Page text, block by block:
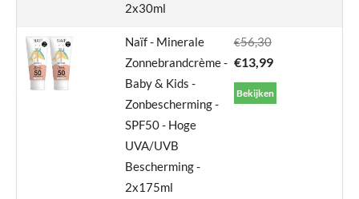
2x30ml
Naïf - Minerale
Zonnebrandcrème -
Baby & Kids -
Zonbescherming -
SPF50 - Hoge
UVA/UVB
Bescherming -
2x175ml
€56,30
€13,99
Bekijken